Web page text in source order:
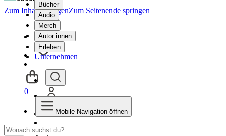
Bücher
Audio
Merch
Autor:innen
Erleben
Unternehmen
Zum Inhalt springenZum Seitenende springen
0
Mobile Navigation öffnen